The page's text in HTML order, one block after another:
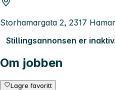
Storhamargata 2, 2317 Hamar
Stillingsannonsen er inaktiv.
Om jobben
Lagre favoritt